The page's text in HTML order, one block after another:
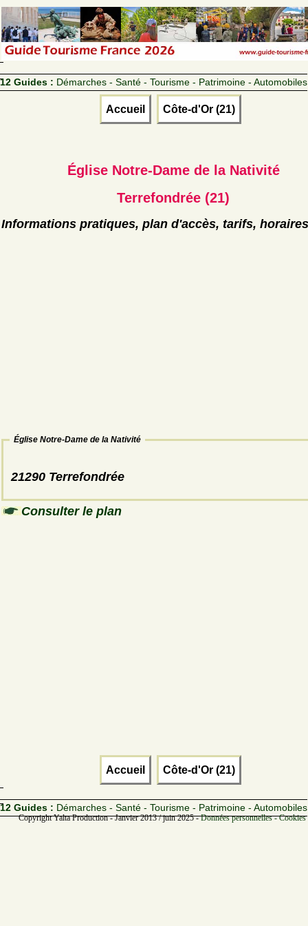
12 Guides : Démarches - Santé - Tourisme - Patrimoine - Automobiles
Accueil Côte-d'Or (21)
Église Notre-Dame de la Nativité
Terrefondrée (21)
Informations pratiques, plan d'accès, tarifs, horaires
Église Notre-Dame de la Nativité
21290 Terrefondrée
Consulter le plan
Accueil Côte-d'Or (21)
12 Guides : Démarches - Santé - Tourisme - Patrimoine - Automobiles
Copyright Yalta Production - Janvier 2013 / juin 2025 -Données personnelles -